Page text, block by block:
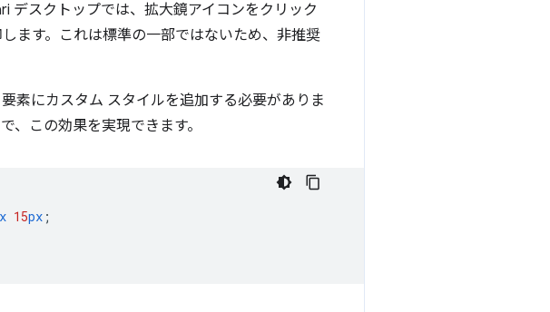
デスクトップでは、拡大鏡アイコンをクリック
ます。これは標準の一部ではないため、非推奨
素にカスタム スタイルを追加する必要がありま
、この効果を実現できます。
15px ;